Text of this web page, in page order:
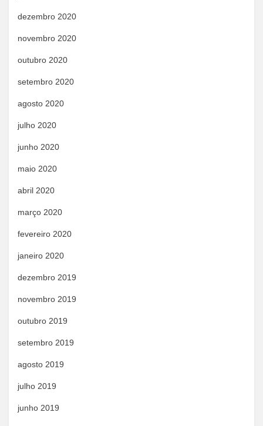
dezembro 2020
novembro 2020
outubro 2020
setembro 2020
agosto 2020
julho 2020
junho 2020
maio 2020
abril 2020
março 2020
fevereiro 2020
janeiro 2020
dezembro 2019
novembro 2019
outubro 2019
setembro 2019
agosto 2019
julho 2019
junho 2019